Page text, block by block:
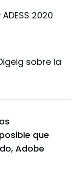
2020
sobre la
que
Adobe